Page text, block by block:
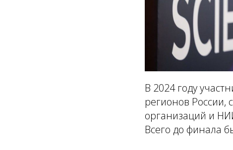
В 2024 году
регионов России,
организаций и
Всего до финала